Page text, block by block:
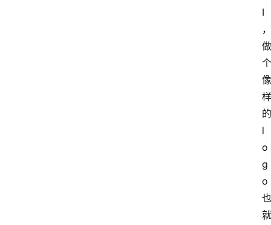
I
，
做
个
像
样
的
l
o
g
o
也
就